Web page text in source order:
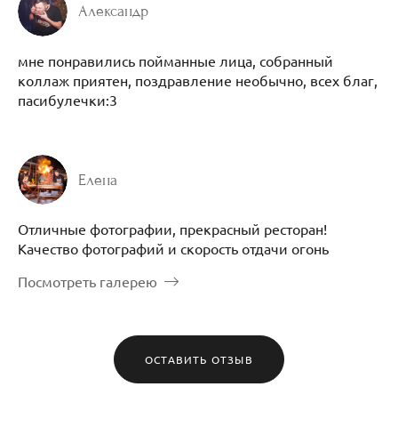
Александр
мне понравились пойманные лица, собранный
коллаж приятен, поздравление необычно, всех благ,
пасибулечки:3
Елена
Отличные фотографии, прекрасный ресторан!
Качество фотографий и скорость отдачи огонь
Посмотреть галерею
ОСТАВИТЬ ОТЗЫВ